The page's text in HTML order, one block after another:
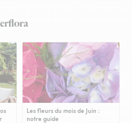
Les fleurs du mois de Juin :
notre guide